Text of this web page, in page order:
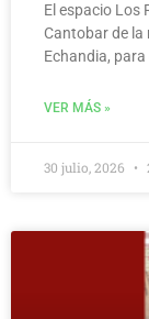
El espacio Los
Cantobar de la
Echandia,
VER MÁS »
30 julio, 2026